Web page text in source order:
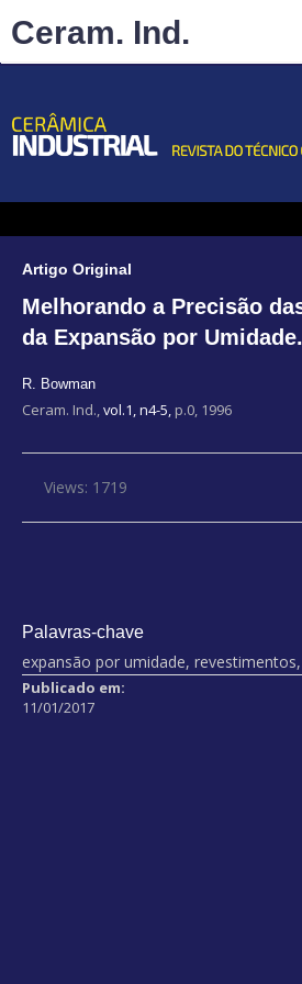
Artigo Original
Melhorando a Precisão
da Expansão por Umidade.
R. Bowman
Ceram. Ind.,vol.1, n4-5, p.0, 1996
Views: 1719
Palavras-chave
expansão por umidade,
Publicado em:
11/01/2017
Ceram. Ind.